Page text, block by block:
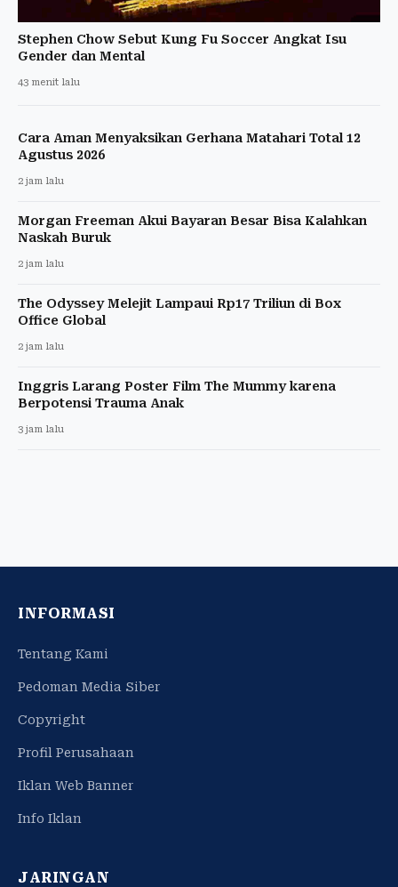
Stephen Chow Sebut Kung Fu Soccer Angkat Isu
Gender dan Mental
43 menit lalu
Cara Aman Menyaksikan Gerhana Matahari Total 12
Agustus 2026
2 jam lalu
Morgan Freeman Akui Bayaran Besar Bisa Kalahkan
Naskah Buruk
2 jam lalu
The Odyssey Melejit Lampaui Rp17 Triliun di Box
Office Global
2 jam lalu
Inggris Larang Poster Film The Mummy karena
Berpotensi Trauma Anak
3 jam lalu
INFORMASI
Tentang Kami
Pedoman Media Siber
Copyright
Profil Perusahaan
Iklan Web Banner
Info Iklan
JARINGAN